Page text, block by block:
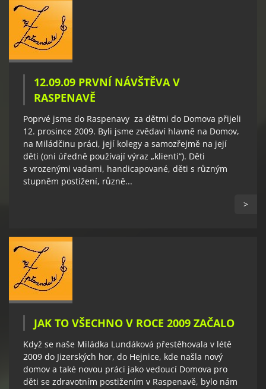
12.09.09 PRVNÍ NÁVŠTĚVA V
RASPENAVĚ
Poprvé jsme do Raspenavy za dětmi do Domova přijeli
12. prosince 2009. Byli jsme zvědaví hlavně na Domov,
na Miládčinu práci, její kolegy a samozřejmě na její
děti (oni úředně používají výraz „klienti“). Děti
s vrozenými vadami, handicapované, děti s různým
stupněm postižení, různě...
>
JAK TO VŠECHNO V ROCE 2009 ZAČALO
Když se naše Miládka Lundáková přestěhovala v létě
2009 do Jizerských hor, do Hejnice, kde našla nový
domov a také novou práci jako vedoucí Domova pro
děti se zdravotním postižením v Raspenavě, bylo nám